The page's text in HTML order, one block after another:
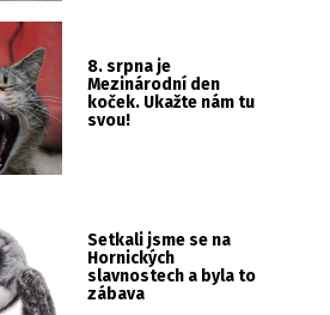
8. srpna je
Mezinárodní den
koček. Ukažte nám tu
svou!
Setkali jsme se na
Hornických
slavnostech a byla to
zábava